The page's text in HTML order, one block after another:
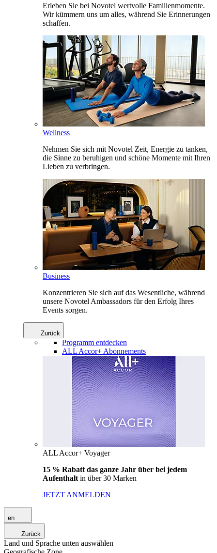
Erleben Sie bei Novotel wertvolle Familienmomente.
Wir kümmern uns um alles, während Sie Erinnerungen
schaffen.
Wellness
Nehmen Sie sich mit Novotel Zeit, Energie zu tanken,
die Sinne zu beruhigen und schöne Momente mit Ihren
Lieben zu verbringen.
Business
Konzentrieren Sie sich auf das Wesentliche, während
unsere Novotel Ambassadors für den Erfolg Ihres
Events sorgen.
Zurück
Programm entdecken
ALL Accor+ Abonnements
ALL Accor+ Voyager
15 % Rabatt das ganze Jahr über bei jedem
Aufenthalt in über 30 Marken
JETZT ANMELDEN
en
Zurück
Land und Sprache unten auswählen